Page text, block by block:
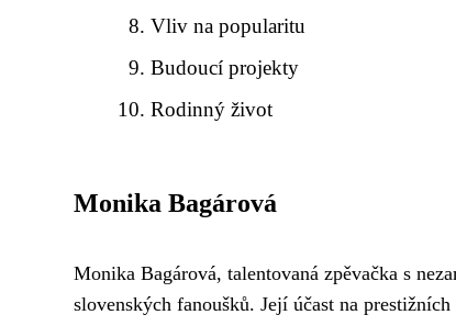
Vliv na popularitu
Budoucí projekty
Rodinný život
Monika Bagárová
Monika Bagárová, talentovaná zpěvačka s
slovenských fanoušků. Její účast na